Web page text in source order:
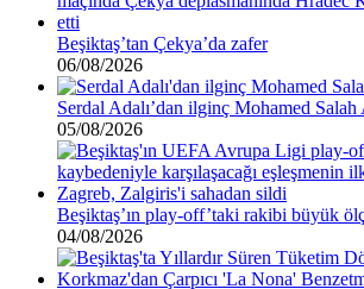
Beşiktaş’tan Çekya’da zafer
06/08/2026
Serdal Adalı’dan ilginç Mohamed Salah
05/08/2026
Beşiktaş’ın play-off’taki rakibi büyük
04/08/2026